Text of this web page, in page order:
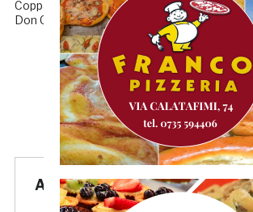
Coppa Marche, i ragazzi di Rocco Netti
Don Celso Fermo al termine di una […]
← Precedenti 1
Articoli Recenti